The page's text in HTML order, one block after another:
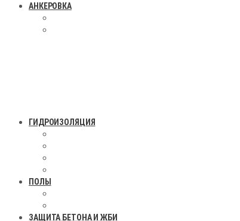
АНКЕРОВКА
ГИДРОИЗОЛЯЦИЯ
ПОЛЫ
ЗАЩИТА БЕТОНА И ЖБИ